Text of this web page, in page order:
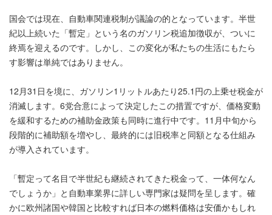
国会では現在、自動車関連税制が議論の的となっています。半世
紀以上続いた「暫定」という名のガソリン税追加徴収が、ついに
終焉を迎えるのです。しかし、この変化が私たちの生活にもたら
す影響は単純ではありません。
12月31日を境に、ガソリン1リットルあたり25.1円の上乗せ税金が
消滅します。6党合意によって決定したこの措置ですが、価格変動
を緩和するための補助金政策も同時に進行中です。11月中旬から
段階的に補助額を増やし、最終的には旧税率と同額となる仕組み
が導入されています。
「暫定って名目で半世紀も継続されてきた税金って、一体何なん
でしょうか」と自動車業界に詳しい専門家は疑問を呈します。確
かに欧州諸国や韓国と比較すれば日本の燃料価格は安価かもしれ